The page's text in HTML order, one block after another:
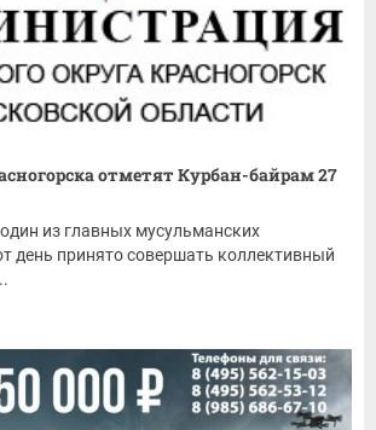
отметят Курбан-байрам 27
из главных мусульманских
день принято совершать коллективный